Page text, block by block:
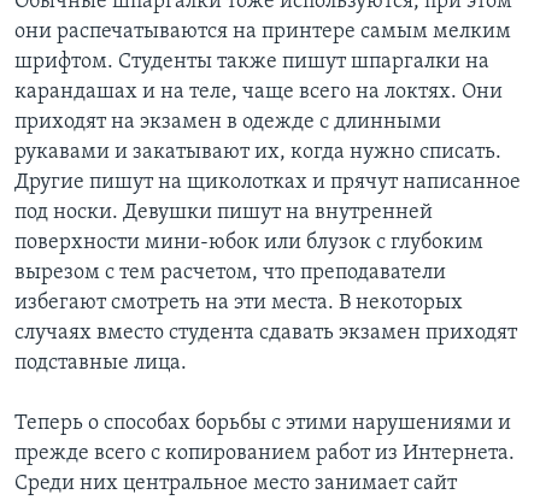
они распечатываются на принтере самым мелким
шрифтом. Студенты также пишут шпаргалки на
карандашах и на теле, чаще всего на локтях. Они
приходят на экзамен в одежде с длинными
рукавами и закатывают их, когда нужно списать.
Другие пишут на щиколотках и прячут написанное
под носки. Девушки пишут на внутренней
поверхности мини-юбок или блузок с глубоким
вырезом с тем расчетом, что преподаватели
избегают смотреть на эти места. В некоторых
случаях вместо студента сдавать экзамен приходят
подставные лица.
Теперь о способах борьбы с этими нарушениями и
прежде всего с копированием работ из Интернета.
Среди них центральное место занимает сайт